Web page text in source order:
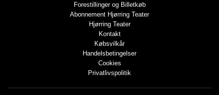
Forestillinger og Billetkøb
Abonnement Hjørring Teater
Hjørring Teater
Kontakt
Købsvilkår
Handelsbetingelser
Cookies
Privatlivspolitik